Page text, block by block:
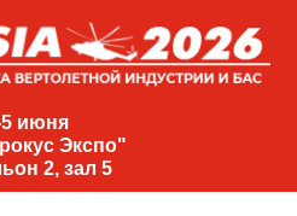
июня
Экспо"
2, зал 5